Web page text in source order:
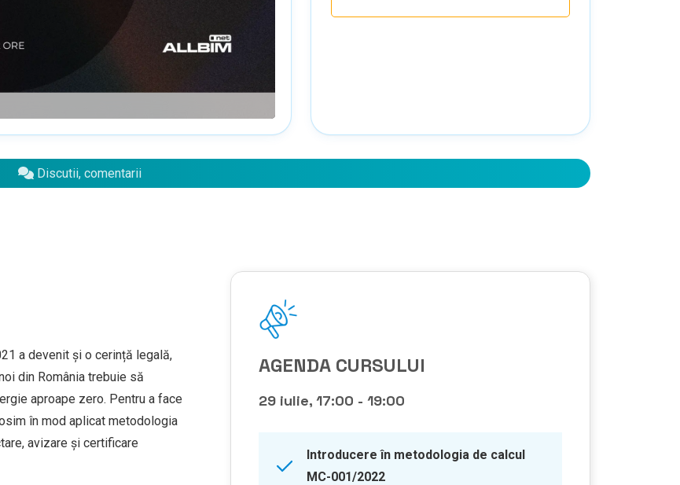
Discutii, comentarii
a devenit și o cerință legală,
din România trebuie să
aproape zero. Pentru a face
în mod aplicat metodologia
avizare și certificare
AGENDA CURSULUI
29 iulie, 17:00 - 19:00
Introducere în metodologia de calcul
MC-001/2022